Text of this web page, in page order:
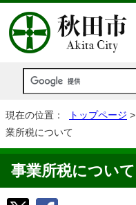
現在の位置： トップページ >
業所税について
事業所税について